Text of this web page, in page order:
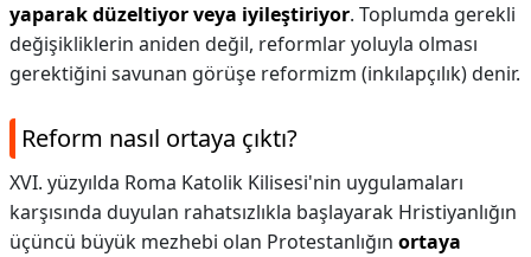
yaparak düzeltiyor veya iyileştiriyor. Toplumda gerekli
değişikliklerin aniden değil, reformlar yoluyla olması
gerektiğini savunan görüşe reformizm (inkılapçılık) denir.
Reform nasıl ortaya çıktı?
XVI. yüzyılda Roma Katolik Kilisesi'nin uygulamaları
karşısında duyulan rahatsızlıkla başlayarak Hristiyanlığın
üçüncü büyük mezhebi olan Protestanlığın ortaya